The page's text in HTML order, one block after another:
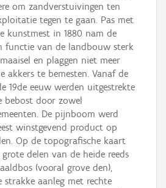
om zandverstuivingen ten
tegen te gaan. Pas met
kunstmest in 1880 nam de
functie van de landbouw sterk
en plaggen niet meer
akkers te bemesten. Vanaf de
19de eeuw werden uitgestrekte
bebost door zowel
De pijnboom werd
winstgevend product op
Op de topografische kaart
delen van de heide reeds
(vooral grove den),
strakke aanleg met rechte